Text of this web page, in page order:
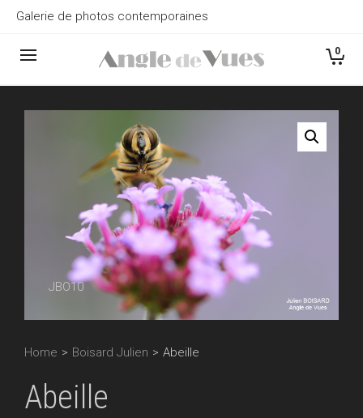
Galerie de photos contemporaines
0
JBO10
Home > Boisard Julien > Abeille
Abeille